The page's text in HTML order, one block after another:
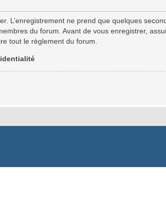
L’enregistrement ne prend que quelques
du forum. Avant de vous enregistrer,
tout le règlement du forum.